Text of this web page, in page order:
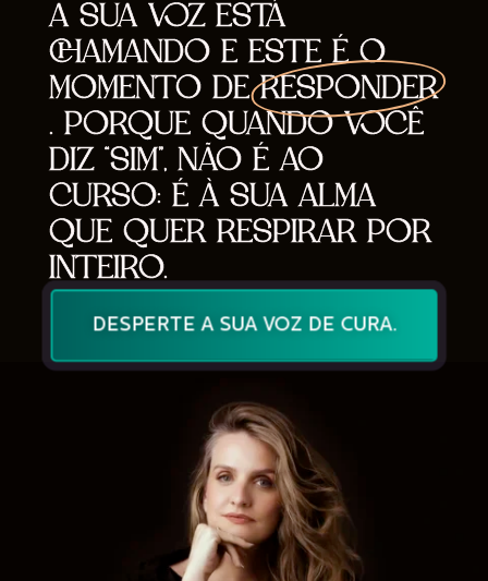
A SUA VOZ ESTÁ
CHAMANDO E ESTE É O
MOMENTO DERESPONDER
. PORQUE QUANDO VOCÊ
DIZ “SIM”, NÃO É AO
CURSO: É À SUA ALMA
QUE QUER RESPIRAR POR
INTEIRO.
DESPERTE A SUA VOZ DE CURA.